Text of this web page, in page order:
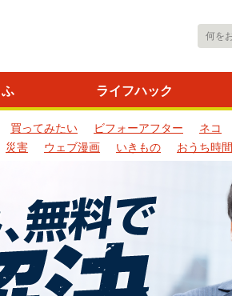
ライフハック
買ってみたい ビフォーアフター ネコ
災害 ウェブ漫画 いきもの おうち時間